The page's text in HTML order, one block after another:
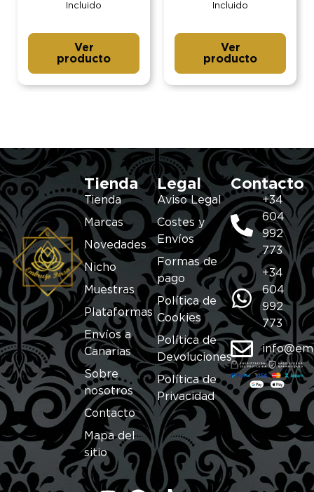
Incluido
Ver
producto
Incluido
Ver
producto
Tienda
Tienda
Marcas
Novedades
Nicho
Muestras
Plataformas
Envíos a
Canarias
Sobre
nosotros
Contacto
Mapa del
sitio
Legal
Aviso Legal
Costes y
Envíos
Formas de
pago
Política de
Cookies
Política de
Devoluciones
Política de
Privacidad
Contacto
+34
604
992
773
+34
604
992
773